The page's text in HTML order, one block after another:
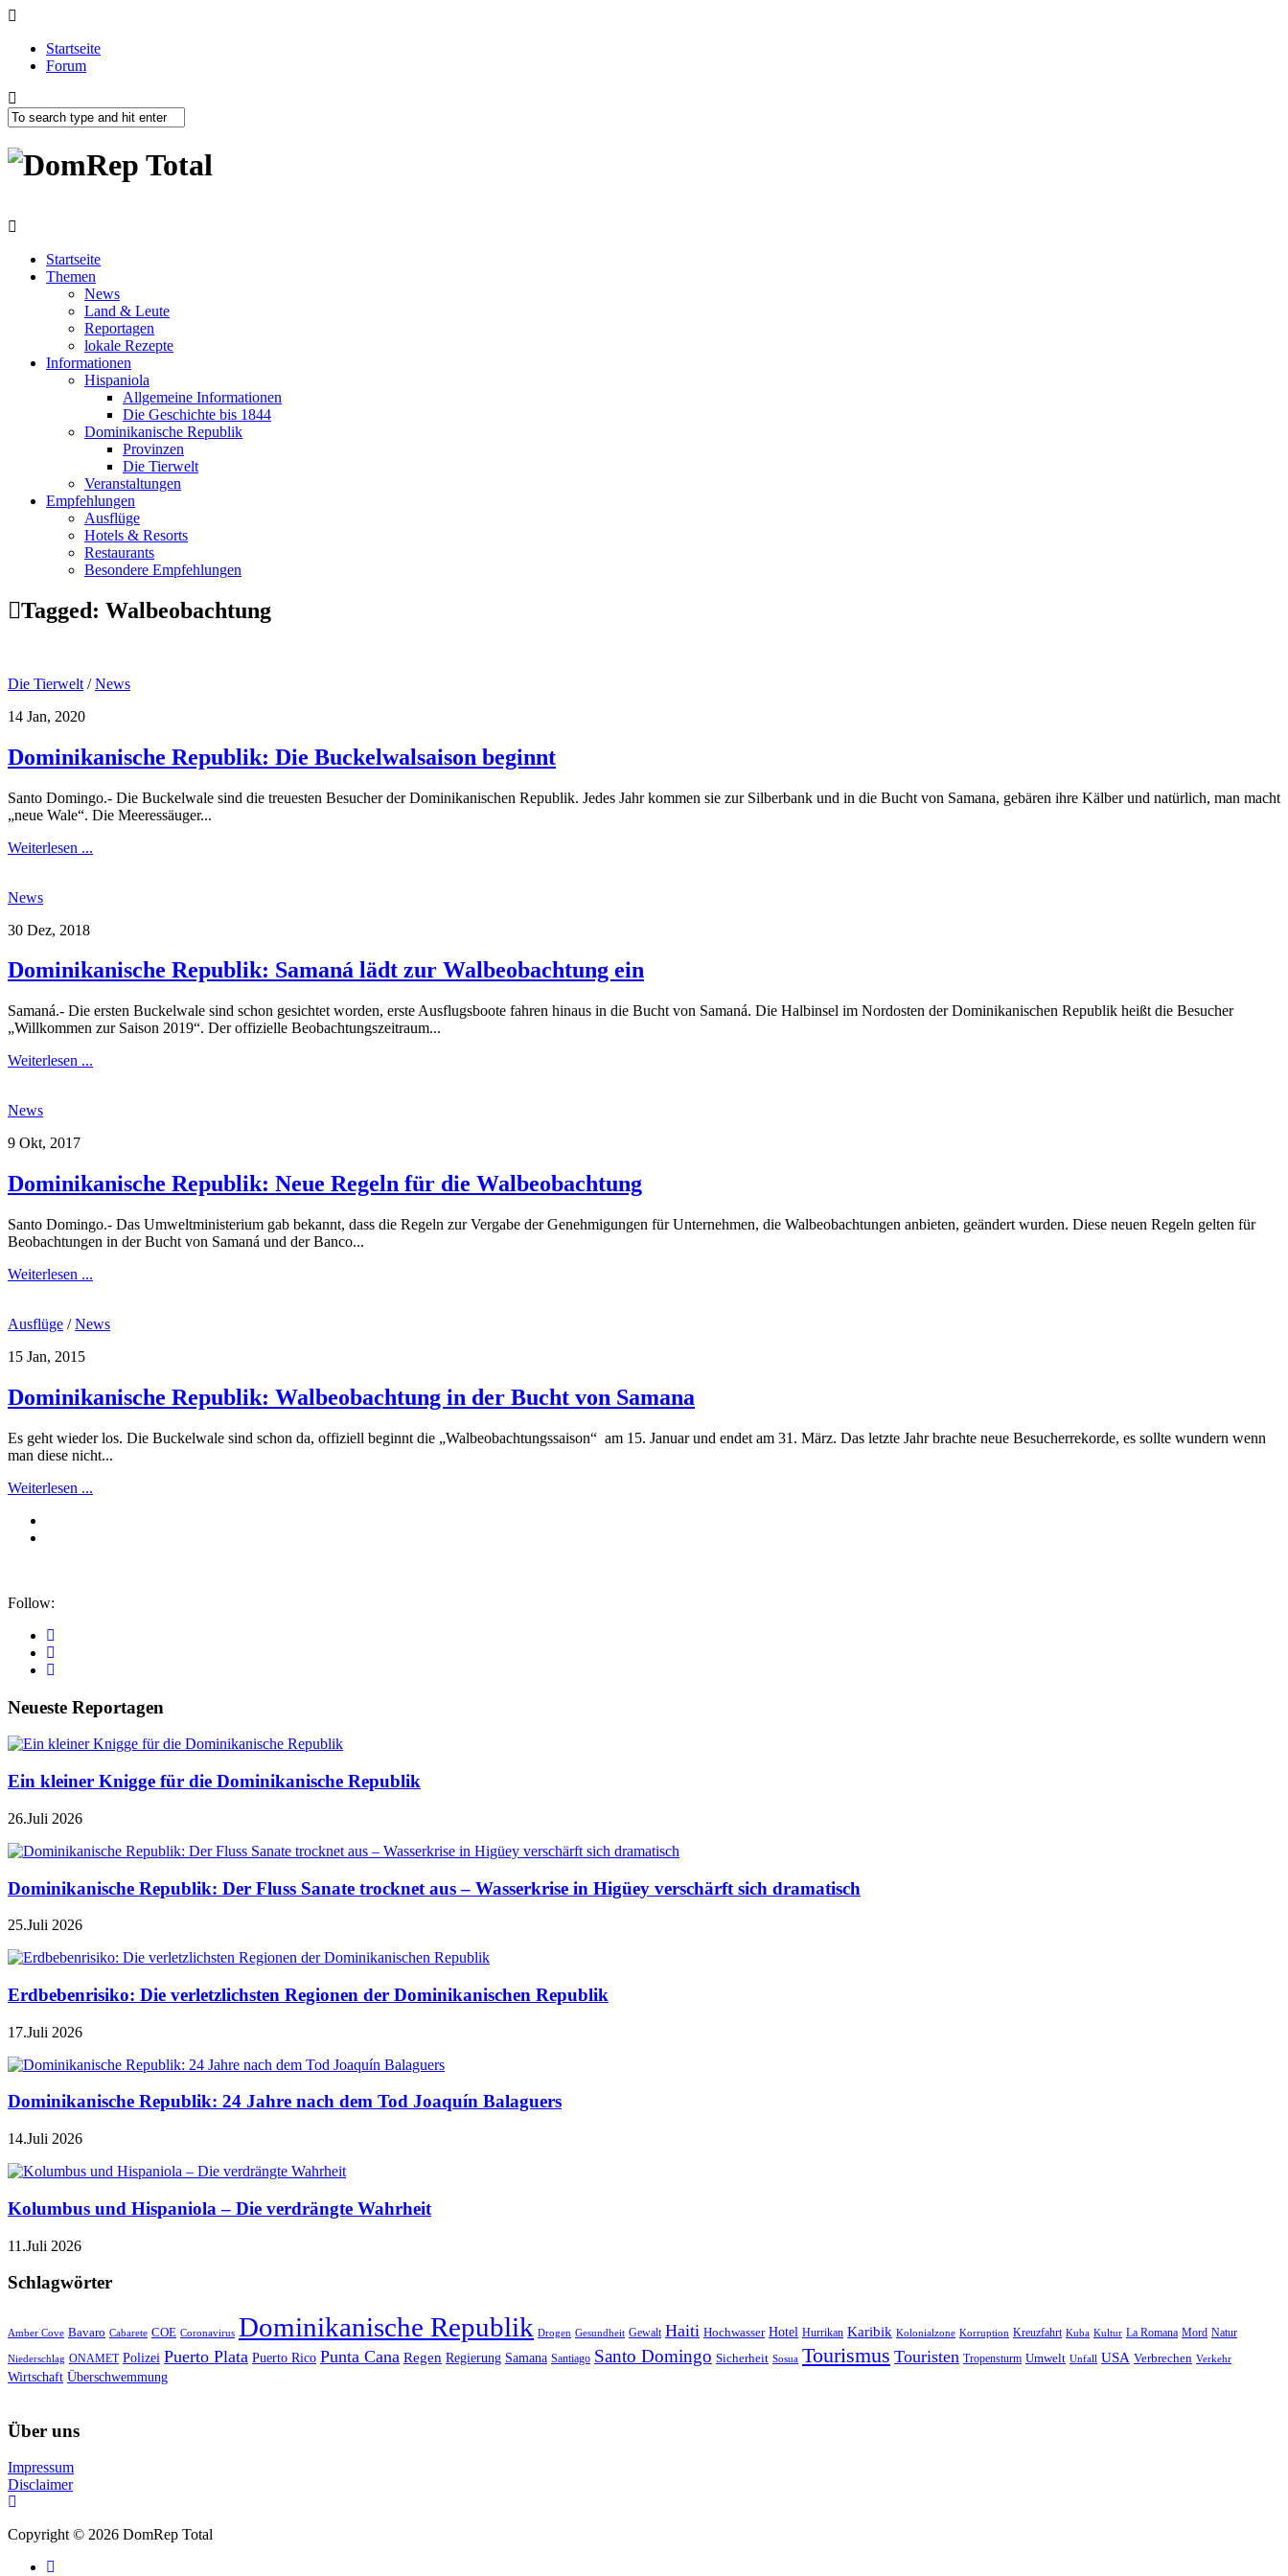
Startseite
Forum
Startseite
Themen
News
Land & Leute
Reportagen
lokale Rezepte
Informationen
Hispaniola
Allgemeine Informationen
Die Geschichte bis 1844
Dominikanische Republik
Provinzen
Die Tierwelt
Veranstaltungen
Empfehlungen
Ausflüge
Hotels & Resorts
Restaurants
Besondere Empfehlungen
Tagged: Walbeobachtung
Die Tierwelt /News
14 Jan, 2020
Dominikanische Republik: Die Buckelwalsaison beginnt
Santo Domingo.- Die Buckelwale sind die treuesten Besucher der Dominikanischen Republik. Jedes Jahr kommen sie zur Silberbank und in die Bucht von Samana, gebären ihre Kälber und natürlich, man macht
„neue Wale“. Die Meeressäuger...
Weiterlesen ...
News
30 Dez, 2018
Dominikanische Republik: Samaná lädt zur Walbeobachtung ein
Samaná.- Die ersten Buckelwale sind schon gesichtet worden, erste Ausflugsboote fahren hinaus in die Bucht von Samaná. Die Halbinsel im Nordosten der Dominikanischen Republik heißt die Besucher
„Willkommen zur Saison 2019“. Der offizielle Beobachtungszeitraum...
Weiterlesen ...
News
9 Okt, 2017
Dominikanische Republik: Neue Regeln für die Walbeobachtung
Santo Domingo.- Das Umweltministerium gab bekannt, dass die Regeln zur Vergabe der Genehmigungen für Unternehmen, die Walbeobachtungen anbieten, geändert wurden. Diese neuen Regeln gelten für
Beobachtungen in der Bucht von Samaná und der Banco...
Weiterlesen ...
Ausflüge /News
15 Jan, 2015
Dominikanische Republik: Walbeobachtung in der Bucht von Samana
Es geht wieder los. Die Buckelwale sind schon da, offiziell beginnt die „Walbeobachtungssaison“ am 15. Januar und endet am 31. März. Das letzte Jahr brachte neue Besucherrekorde, es sollte wundern wenn
man diese nicht...
Weiterlesen ...
Follow:
Neueste Reportagen
Ein kleiner Knigge für die Dominikanische Republik
26.Juli 2026
Dominikanische Republik: Der Fluss Sanate trocknet aus – Wasserkrise in Higüey verschärft sich dramatisch
25.Juli 2026
Erdbebenrisiko: Die verletzlichsten Regionen der Dominikanischen Republik
17.Juli 2026
Dominikanische Republik: 24 Jahre nach dem Tod Joaquín Balaguers
14.Juli 2026
Kolumbus und Hispaniola – Die verdrängte Wahrheit
11.Juli 2026
Schlagwörter
Amber Cove Bavaro Cabarete COE Coronavirus Dominikanische Republik Drogen Gesundheit Gewalt Haiti Hochwasser Hotel Hurrikan Karibik Kolonialzone Korruption Kreuzfahrt Kuba Kultur La Romana Mord Natur
Niederschlag ONAMET Polizei Puerto Plata Puerto Rico Punta Cana Regen Regierung Samana Santiago Santo Domingo Sicherheit Sosua Tourismus Touristen Tropensturm Umwelt Unfall USA Verbrechen Verkehr
Wirtschaft Überschwemmung
Über uns
Impressum
Disclaimer
Copyright © 2026 DomRep Total